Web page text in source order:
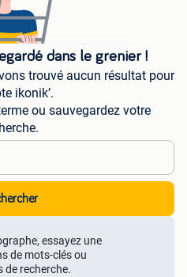
dans le grenier !
trouvé aucun résultat pour
ikonik’.
ou sauvegardez votre
essayez une
de mots-clés ou
de recherche.